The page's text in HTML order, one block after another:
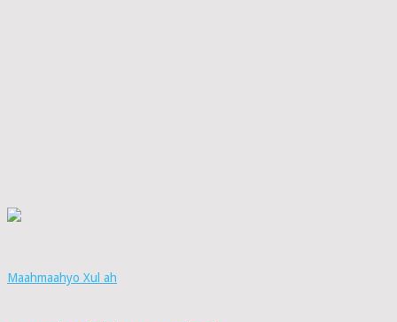
Maahmaahyo Xul ah